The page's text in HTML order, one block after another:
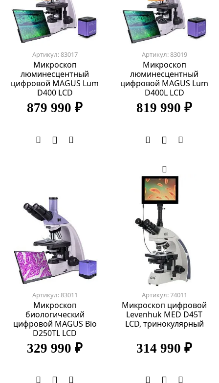
Артикул: 83017
Микроскоп
люминесцентный
цифровой MAGUS Lum
D400 LCD
879 990 ₽
Артикул: 83019
Микроскоп
люминесцентный
цифровой MAGUS Lum
D400L LCD
819 990 ₽
Артикул: 83011
Микроскоп
биологический
цифровой MAGUS Bio
D250TL LCD
329 990 ₽
Артикул: 74011
Микроскоп цифровой
Levenhuk MED D45T
LCD, тринокулярный
314 990 ₽